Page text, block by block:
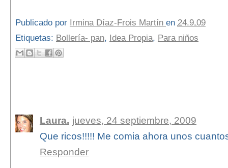
Publicado por Irmina Díaz-Frois Martín en 24.9.09
Etiquetas: Bollería- pan, Idea Propia, Para niños
Laura. jueves, 24 septiembre, 2009
Que ricos!!!!! Me comia ahora unos
Responder